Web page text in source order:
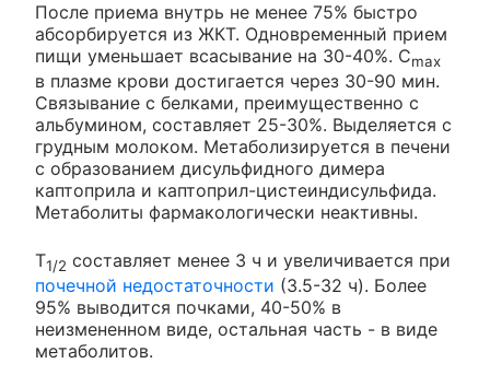
После приема внутрь не менее 75% быстро
абсорбируется из ЖКТ. Одновременный прием
пищи уменьшает всасывание на 30-40%. Cmax
в плазме крови достигается через 30-90 мин.
Связывание с белками, преимущественно с
альбумином, составляет 25-30%. Выделяется с
грудным молоком. Метаболизируется в печени
с образованием дисульфидного димера
каптоприла и каптоприл-цистеиндисульфида.
Метаболиты фармакологически неактивны.
T1/2 составляет менее 3 ч и увеличивается при
почечной недостаточности (3.5-32 ч). Более
95% выводится почками, 40-50% в
неизмененном виде, остальная часть - в виде
метаболитов.